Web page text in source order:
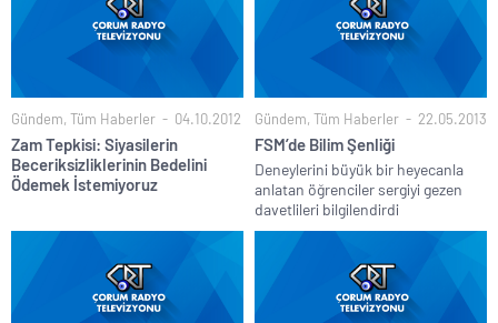
Gündem, Tüm Haberler 04.10.2012
Zam Tepkisi: Siyasilerin
Beceriksizliklerinin Bedelini
Ödemek İstemiyoruz
Gündem, Tüm Haberler 22.05.2013
FSM’de Bilim Şenliği
Deneylerini büyük bir heyecanla
anlatan öğrenciler sergiyi gezen
davetlileri bilgilendirdi